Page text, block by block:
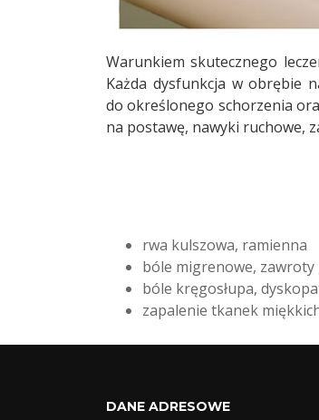
Warunkiem skutecznego
Każda dysfunkcja w obrębie
do określonego schorzenia
na postawę, nawyki ruchowe,
rwa kulszowa, ramienna
bóle migrenowe, zawroty
bóle kręgosłupa,
zapalenie tkanek
DANE ADRESOWE